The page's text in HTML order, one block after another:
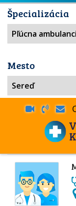
Špecializácia
Mesto